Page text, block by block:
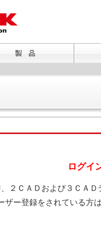
ログイ
２ＣＡＤおよび３ＣＡ
ザー登録をされている方